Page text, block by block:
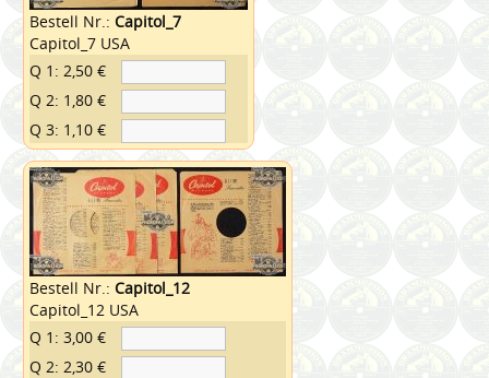
Bestell Nr.:Capitol_7
Capitol_7 USA
Q 1: 2,50 €
Q 2: 1,80 €
Q 3: 1,10 €
Bestell Nr.:Capitol_12
Capitol_12 USA
Q 1: 3,00 €
Q 2: 2,30 €